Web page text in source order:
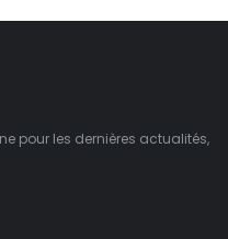
pour les dernières actualités,